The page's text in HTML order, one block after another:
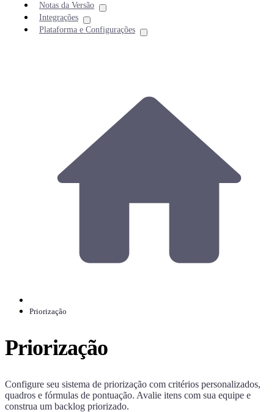
Notas da Versão
Integrações
Plataforma e Configurações
Priorização
Priorização
Configure seu sistema de priorização com critérios personalizados,
quadros e fórmulas de pontuação. Avalie itens com sua equipe e
construa um backlog priorizado.